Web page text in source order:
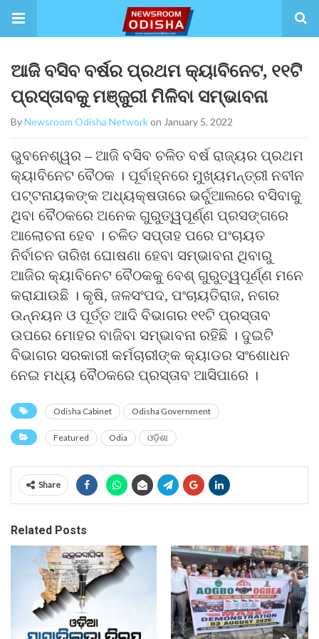
ଆଜି ବସିବ ବର୍ଷର ପ୍ରଥମ କ୍ୟାବିନେଟ, ୧୧ଟି
ପ୍ରସ୍ତାବକୁ ମଞ୍ଜୁରୀ ମିଳିବା ସମ୍ଭାବନା
ByNewsroom Odisha Networkon January 5, 2022
ଭୁବନେଶ୍ୱର – ଆଜି ବସିବ ଚଳିତ ବର୍ଷ ରାଜ୍ୟର ପ୍ରଥମ
କ୍ୟାବିନେଟ ବୈଠକ । ପୂର୍ବାହ୍ନରେ ମୁଖ୍ୟମନ୍ତ୍ରୀ ନବୀନ
ପଟ୍ଟନାୟକଙ୍କ ଅଧ୍ୟକ୍ଷତାରେ ଭର୍ଚୁଆଲରେ ବସିବାକୁ
ଥିବା ବୈଠକରେ ଅନେକ ଗୁରୁତ୍ୱପୂର୍ଣ୍ଣ ପ୍ରସଙ୍ଗରେ
ଆଲୋଚନା ହେବ । ଚଳିତ ସପ୍ତାହ ପରେ ପଂଚାୟତ
ନିର୍ବାଚନ ତାରିଖ ଘୋଷଣା ହେବା ସମ୍ଭାବନା ଥିବାରୁ
ଆଜିର କ୍ୟାବିନେଟ ବୈଠକକୁ ବେଶ୍ ଗୁରୁତ୍ୱପୂର୍ଣ୍ଣ ମନେ
କରାଯାଉଛି । କୃଷି, ଜଳସଂପଦ, ପଂଚାୟତିରାଜ, ନଗର
ଉନ୍ନୟନ ଓ ପୂର୍ତ୍ତ ଆଦି ବିଭାଗର ୧୧ଟି ପ୍ରସ୍ତାବ
ଉପରେ ମୋହର ବାଜିବା ସମ୍ଭାବନା ରହିଛି । ଦୁଇଟି
ବିଭାଗର ସରକାରୀ କର୍ମଚାରୀଙ୍କ କ୍ୟାଡର ସଂଶୋଧନ
ନେଇ ମଧ୍ୟ ବୈଠକରେ ପ୍ରସ୍ତାବ ଆସିପାରେ ।
Odisha Cabinet Odisha Government
Featured Odia ଓଡ଼ିଶା
Share
Related Posts